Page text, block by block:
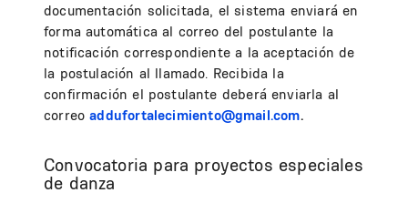
documentación solicitada, el sistema enviará en
forma automática al correo del postulante la
notificación correspondiente a la aceptación de
la postulación al llamado. Recibida la
confirmación el postulante deberá enviarla al
correoaddufortalecimiento@gmail.com.
Convocatoria para proyectos especiales
de danza